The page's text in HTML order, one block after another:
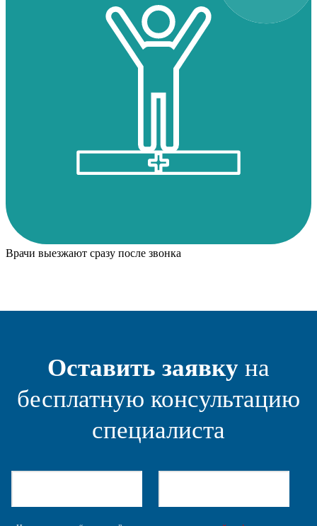
Врачи выезжают сразу после звонка
Оставить заявку на
бесплатную консультацию
специалиста